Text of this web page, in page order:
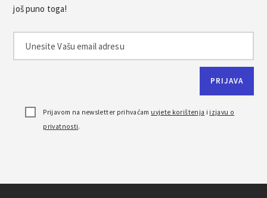
još puno toga!
Prijavom na newsletter prihvaćam uvjete korištenja i izjavu o
privatnosti.